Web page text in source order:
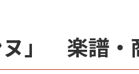
」 楽譜・